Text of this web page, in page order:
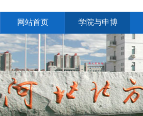
网站首页 学院与申博